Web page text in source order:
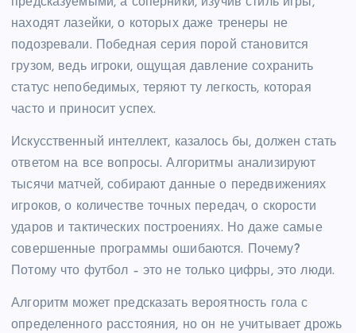
находят лазейки, о которых даже тренеры не
подозревали. Победная серия порой становится
грузом, ведь игроки, ощущая давление сохранить
статус непобедимых, теряют ту легкость, которая
часто и приносит успех.
Искусственный интеллект, казалось бы, должен стать
ответом на все вопросы. Алгоритмы анализируют
тысячи матчей, собирают данные о передвижениях
игроков, о количестве точных передач, о скорости
ударов и тактических построениях. Но даже самые
совершенные программы ошибаются. Почему?
Потому что футбол – это не только цифры, это люди.
Алгоритм может предсказать вероятность гола с
определенного расстояния, но он не учитывает дрожь